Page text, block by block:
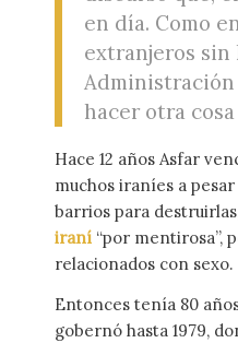
en día. Como
extranjeros sin
Administración
hacer otra
Hace 12 años Asfar
muchos iraníes a
barrios para
iraní “por mentirosa”,
relacionados con sexo.
Entonces tenía 80
gobernó hasta 1979,